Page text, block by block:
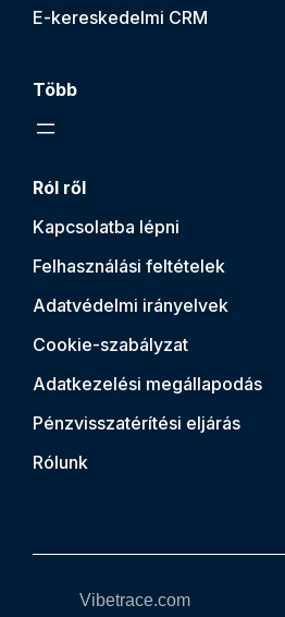
E-kereskedelmi CRM
Több
Ról ről
Kapcsolatba lépni
Felhasználási feltételek
Adatvédelmi irányelvek
Cookie-szabályzat
Adatkezelési megállapodás
Pénzvisszatérítési eljárás
Rólunk
Vibetrace.com